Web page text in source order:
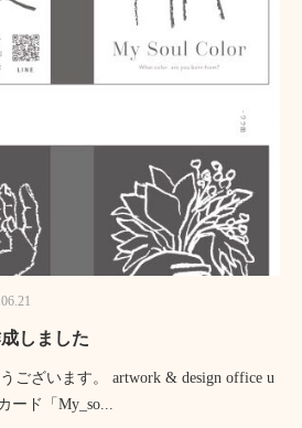
しました
ございます。 artwork & design office u
ード「My_so...